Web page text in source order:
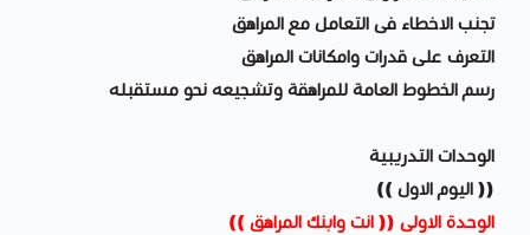
تجنب الاخطاء فى التعامل مع المراهق
التعرف على قدرات وامكانات المراهق
رسم الخطوط العامة للمراهقة وتشجيعه نحو مستقبله
الوحدات التدريبية
(( اليوم الاول ))
الوحدة الاولى (( انت وابنك المراهق ))